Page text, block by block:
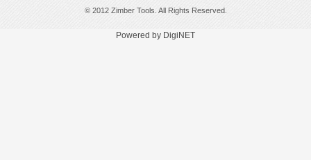
© 2012 Zimber Tools. All Rights Reserved.
Powered by DigiNET